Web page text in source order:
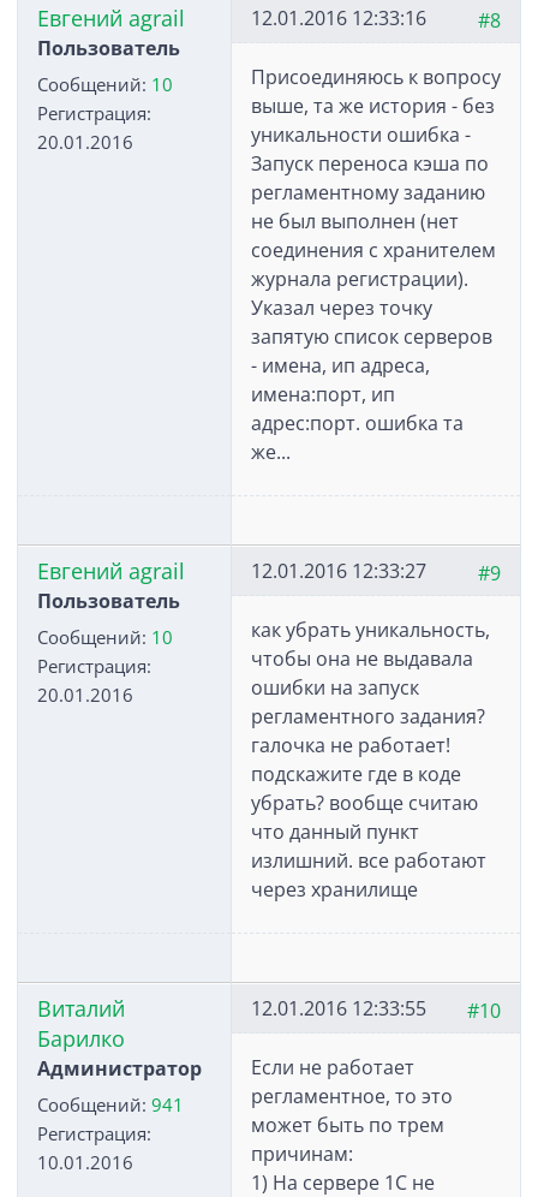
Евгений agrail
Пользователь
Сообщений: 10
Регистрация:
20.01.2016
#8
12.01.2016 12:33:16
Присоединяюсь к вопросу
выше, та же история - без
уникальности ошибка -
Запуск переноса кэша по
регламентному заданию
не был выполнен (нет
соединения с хранителем
журнала регистрации).
Указал через точку
запятую список серверов
- имена, ип адреса,
имена:порт, ип
адрес:порт. ошибка та
же...
Евгений agrail
Пользователь
Сообщений: 10
Регистрация:
20.01.2016
#9
12.01.2016 12:33:27
как убрать уникальность,
чтобы она не выдавала
ошибки на запуск
регламентного задания?
галочка не работает!
подскажите где в коде
убрать? вообще считаю
что данный пункт
излишний. все работают
через хранилище
Виталий
Барилко
Администратор
Сообщений: 941
Регистрация:
10.01.2016
#10
12.01.2016 12:33:55
Если не работает
регламентное, то это
может быть по трем
причинам:
1) На сервере 1С не